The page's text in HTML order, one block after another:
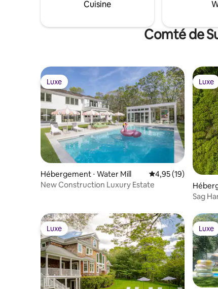
Cuisine
Comté de
Luxe
Luxe
Hébergement ⋅ Water Mill Évaluation
4,95 (19)
New Construction Luxury Estate
Luxe
Luxe
Sag
Luxe
Luxe Luxe
Luxe